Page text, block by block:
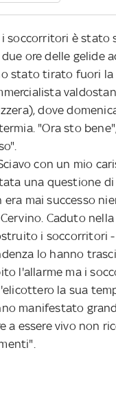
i soccorritori è stato
due ore delle gelide
stato tirato fuori la
dove
"Ora sto
con un mio
una questione
era mai successo
Caduto
i soccorritori
lo hanno
l'allarme ma i
la sua
manifestato
a essere vivo non